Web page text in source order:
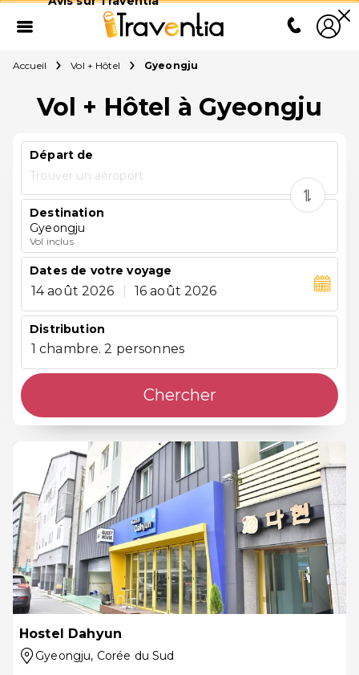
Accueil Vol + Hôtel Gyeongju
Vol + Hôtel à Gyeongju
Départ de
Trouver un aéroport
Destination
Gyeongju
Vol inclus
Dates de votre voyage
14 août 2026 16 août 2026
Distribution
1 chambre. 2 personnes
Chercher
Hostel Dahyun
Gyeongju, Corée du Sud